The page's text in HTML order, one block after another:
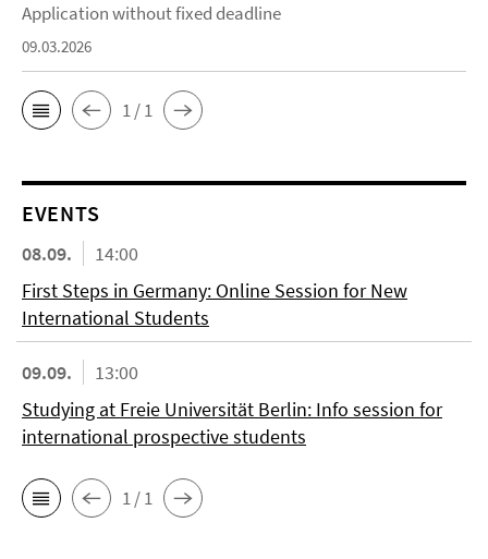
Application without fixed deadline
09.03.2026
1 / 1
EVENTS
08.09.
14:00
First Steps in Germany: Online Session for New
International Students
09.09.
13:00
Studying at Freie Universität Berlin: Info session for
international prospective students
1 / 1